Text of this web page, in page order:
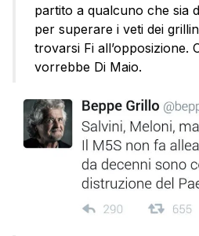
partito a qualcuno che sia
per superare i veti dei
trovarsi Fi all’opposizione.
vorrebbe Di Maio.